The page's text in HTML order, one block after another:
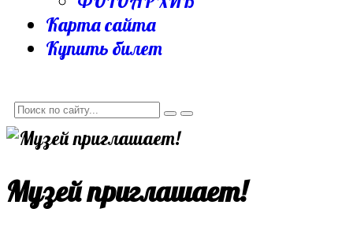
Карта сайта
Купить билет
Музей приглашает!